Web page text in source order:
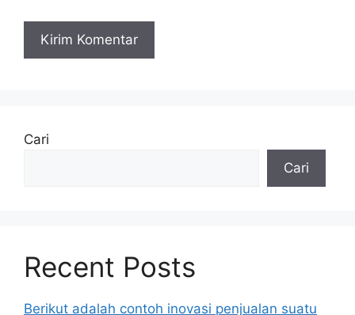
Cari
Cari
Recent Posts
Berikut adalah contoh inovasi penjualan suatu